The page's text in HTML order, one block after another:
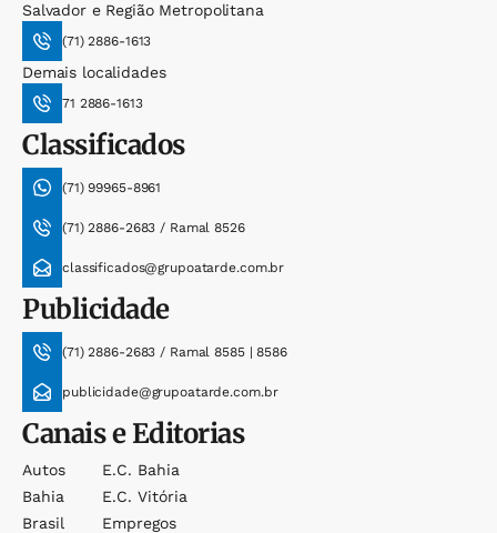
Salvador e Região Metropolitana
(71) 2886-1613
Demais localidades
71 2886-1613
Classificados
(71) 99965-8961
(71) 2886-2683 / Ramal 8526
classificados@grupoatarde.com.br
Publicidade
(71) 2886-2683 / Ramal 8585 | 8586
publicidade@grupoatarde.com.br
Canais e Editorias
Autos
Bahia
Brasil
E.c. Bahia
E.c. Vitória
Empregos